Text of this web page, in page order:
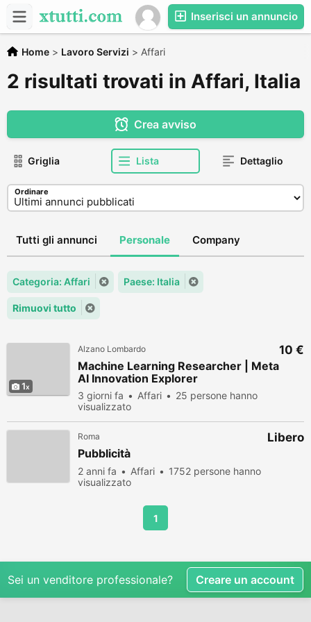
Inserisci un annuncio
Home > Lavoro Servizi > Affari
2 risultati trovati in Affari, Italia
Crea avviso
Griglia Lista Dettaglio
Ordinare
Tutti gli annunci Personale Company
Categoria: Affari Paese: Italia
Rimuovi tutto
1
Alzano Lombardo
Machine Learning Researcher | Meta
AI Innovation Explorer
3 giorni fa Affari
25 persone hanno
visualizzato
10 €
Roma
Pubblicità
2 anni fa Affari
1752 persone hanno
visualizzato
Libero
1
Sei un venditore professionale? Creare un account